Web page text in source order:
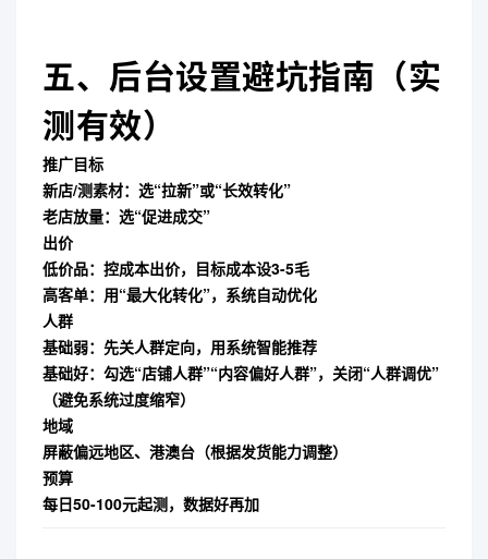
五、后台设置避坑指南（实
测有效）
推广目标
新店/测素材：选“拉新”或“长效转化”
老店放量：选“促进成交”
出价
低价品：控成本出价，目标成本设3-5毛
高客单：用“最大化转化”，系统自动优化
人群
基础弱：先关人群定向，用系统智能推荐
基础好：勾选“店铺人群”“内容偏好人群”， 关闭“人群调优”
（避免系统过度缩窄）
地域
屏蔽偏远地区、港澳台（根据发货能力调整）
预算
每日50-100元起测，数据好再加